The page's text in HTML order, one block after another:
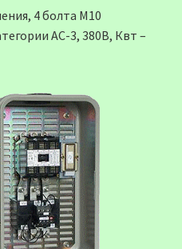
4 болта М10
АС-3, 380В, Квт –